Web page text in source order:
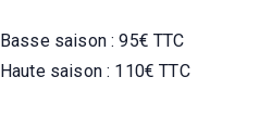
Basse saison : 95€ TTC
Haute saison : 110€ TTC